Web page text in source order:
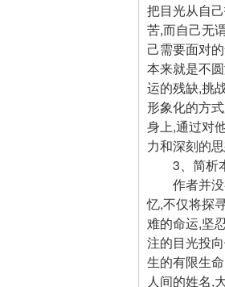
把目光从自
苦,而自己无
己需要面对
本来就是不
运的残缺,挑
形象化的方
身上,通过对
力和深刻的思
3、简析本
作者并没
忆,不仅将探
难的命运,坚
注的目光投
生的有限生
人间的姓名,